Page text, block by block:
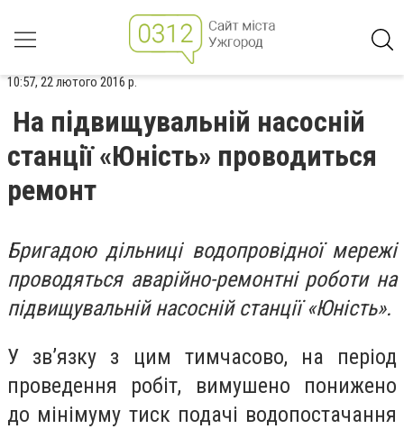
10:57, 22 лютого 2016 р.
На підвищувальній насосній
станції «Юність» проводиться
ремонт
Бригадою дільниці водопровідної мережі
проводяться аварійно-ремонтні роботи на
підвищувальній насосній станції «Юність».
У зв’язку з цим тимчасово, на період
проведення робіт, вимушено понижено
до мінімуму тиск подачі водопостачання